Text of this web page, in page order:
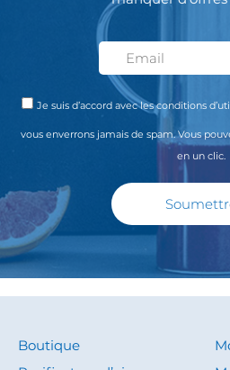
Je suis d’accord avec les conditions
vous enverrons jamais de spam. Vous
en un clic.
Boutique